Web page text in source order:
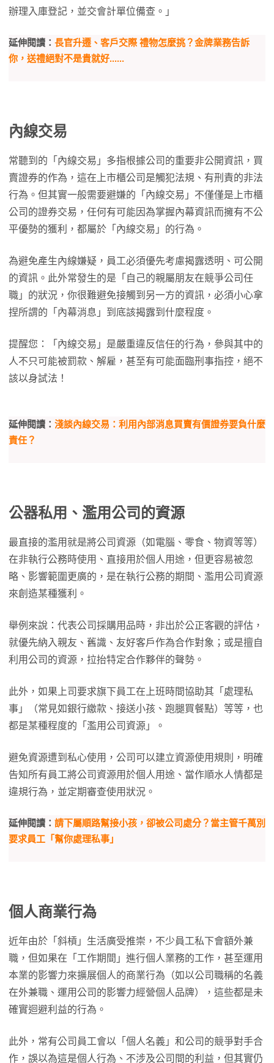
辦理入庫登記，並交會計單位備查。」
延伸閱讀： 長官升遷、客戶交際 禮物怎麼挑？金牌業務告訴
你，送禮絕對不是貴就好......
內線交易
常聽到的「內線交易」多指根據公司的重要非公開資訊，買
賣證券的作為，這在上市櫃公司是觸犯法規、有刑責的非法
行為。但其實一般需要避嫌的「內線交易」不僅僅是上市櫃
公司的證券交易，任何有可能因為掌握內幕資訊而擁有不公
平優勢的獲利，都屬於「內線交易」的行為。
為避免產生內線嫌疑，員工必須優先考慮揭露透明、可公開
的資訊。此外常發生的是「自己的親屬朋友在競爭公司任
職」的狀況，你很難避免接觸到另一方的資訊，必須小心拿
捏所謂的「內幕消息」到底該揭露到什麼程度。
提醒您：「內線交易」是嚴重違反信任的行為，參與其中的
人不只可能被罰款、解雇，甚至有可能面臨刑事指控，絕不
該以身試法！
延伸閱讀： 淺談內線交易：利用內部消息買賣有價證券要負什麼
責任？
公器私用、濫用公司的資源
最直接的濫用就是將公司資源（如電腦、零食、物資等等）
在非執行公務時使用、直接用於個人用途，但更容易被忽
略、影響範圍更廣的，是在執行公務的期間、濫用公司資源
來創造某種獲利。
舉例來說：代表公司採購用品時，非出於公正客觀的評估，
就優先納入親友、舊識、友好客戶作為合作對象；或是擅自
利用公司的資源，拉抬特定合作夥伴的聲勢。
此外，如果上司要求旗下員工在上班時間協助其「處理私
事」（常見如銀行繳款、接送小孩、跑腿買餐點）等等，也
都是某種程度的「濫用公司資源」。
避免資源遭到私心使用，公司可以建立資源使用規則，明確
告知所有員工將公司資源用於個人用途、當作順水人情都是
違規行為，並定期審查使用狀況。
延伸閱讀： 請下屬順路幫接小孩，卻被公司處分？當主管千萬別
要求員工「幫你處理私事」
個人商業行為
近年由於「斜槓」生活廣受推崇，不少員工私下會額外兼
職，但如果在「工作期間」進行個人業務的工作，甚至運用
本業的影響力來擴展個人的商業行為（如以公司職稱的名義
在外兼職、運用公司的影響力經營個人品牌），這些都是未
確實迴避利益的行為。
此外，常有公司員工會以「個人名義」和公司的競爭對手合
作，誤以為這是個人行為、不涉及公司間的利益，但其實仍